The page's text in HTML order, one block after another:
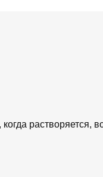
растворяется,